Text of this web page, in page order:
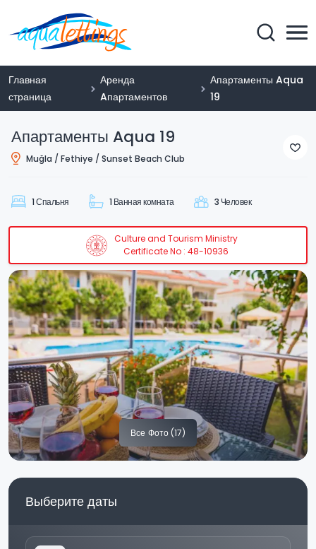
Главная
страница
Аренда
Aпартаментов
Апартаменты Aqua
19
Апартаменты Aqua 19
Muğla / Fethiye / Sunset Beach Club
1 Спальня 1 Ванная комната 3 Человек
Culture and Tourism Ministry
Certificate No : 48-10936
Все Фото (17)
Выберите даты